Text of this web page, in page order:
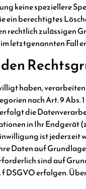
keine speziellere
ein berechtigtes
rechtlich zulässigen
letztgenannten Fall
haben,
nach Art. 9
die
in Ihr
ist
Daten auf Grundlage
sind auf
f DSGVO erfolgen.